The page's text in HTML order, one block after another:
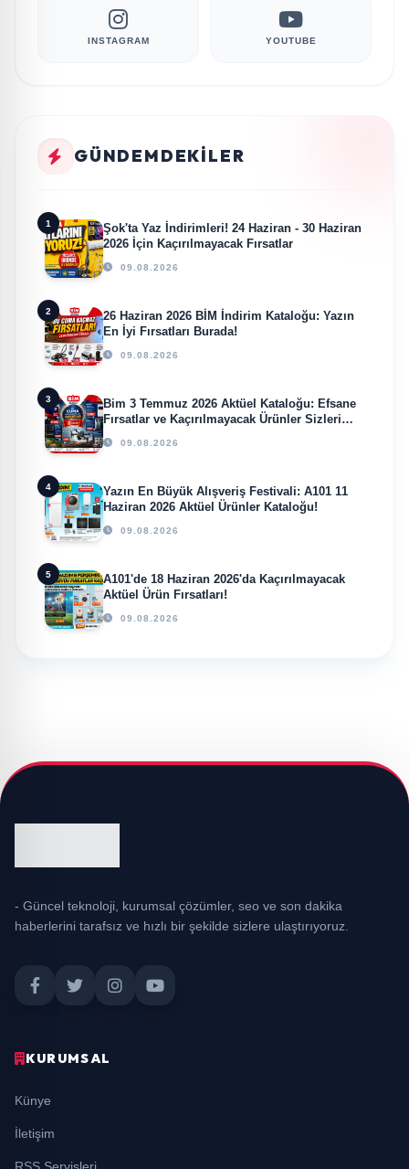
INSTAGRAM YOUTUBE
GÜNDEMDEKILER
1
Şok'ta Yaz İndirimleri! 24 Haziran - 30 Haziran
2026 İçin Kaçırılmayacak Fırsatlar
09.08.2026
2
26 Haziran 2026 BİM İndirim Kataloğu: Yazın
En İyi Fırsatları Burada!
09.08.2026
3
Bim 3 Temmuz 2026 Aktüel Kataloğu: Efsane
Fırsatlar ve Kaçırılmayacak Ürünler Sizleri
Bekliyor!
09.08.2026
4
Yazın En Büyük Alışveriş Festivali: A101 11
Haziran 2026 Aktüel Ürünler Kataloğu!
09.08.2026
5
A101'de 18 Haziran 2026'da Kaçırılmayacak
Aktüel Ürün Fırsatları!
09.08.2026
- Güncel teknoloji, kurumsal çözümler, seo ve son dakika
haberlerini tarafsız ve hızlı bir şekilde sizlere ulaştırıyoruz.
KURUMSAL
Künye
İletişim